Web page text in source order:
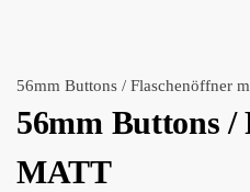
56mm Buttons / Flaschenöffner
56mm Buttons /
MATT